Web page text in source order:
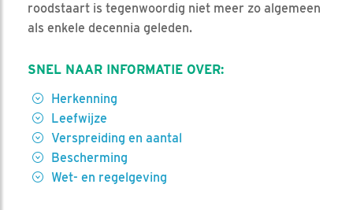
roodstaart is tegenwoordig niet meer zo algemeen
als enkele decennia geleden.
SNEL NAAR INFORMATIE OVER:
Herkenning
Leefwijze
Verspreiding en aantal
Bescherming
Wet- en regelgeving